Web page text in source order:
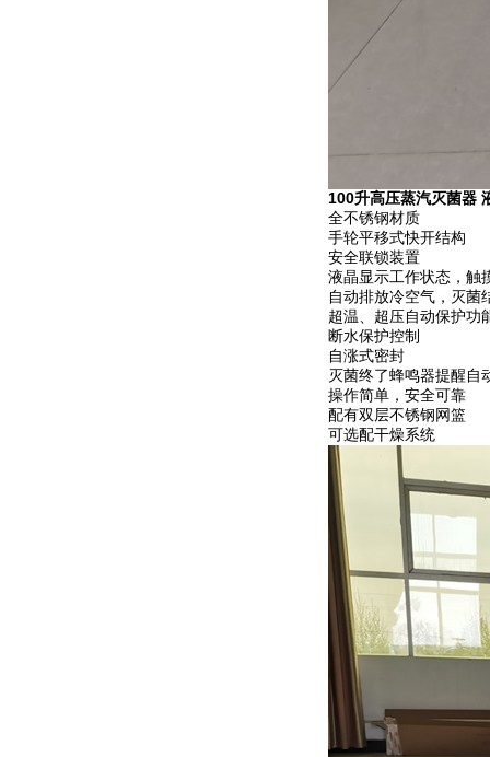
100升高压蒸汽灭菌器
全不锈钢材质
手轮平移式快开结构
安全联锁装置
液晶显示工作状态，触
自动排放冷空气，灭菌
超温、超压自动保护功
断水保护控制
自涨式密封
灭菌终了蜂鸣器提醒自
操作简单，安全可靠
配有双层不锈钢网篮
可选配干燥系统